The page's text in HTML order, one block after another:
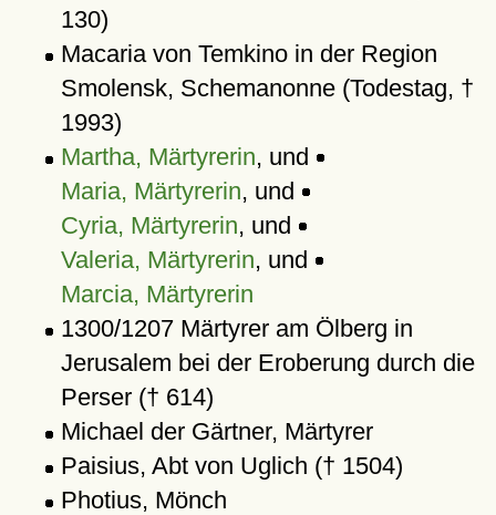
130)
Macaria von Temkino in der Region
Smolensk, Schemanonne (Todestag, †
1993)
Martha, Märtyrerin, und
Maria, Märtyrerin, und
Cyria, Märtyrerin, und
Valeria, Märtyrerin, und
Marcia, Märtyrerin
1300/1207 Märtyrer am Ölberg in
Jerusalem bei der Eroberung durch die
Perser († 614)
Michael der Gärtner, Märtyrer
Paisius, Abt von Uglich († 1504)
Photius, Mönch